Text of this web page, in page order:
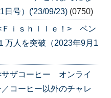
日号）('23/09/23) (0750)
ｉｓｈｌｌｅ！> ベン
万人を突破（2023年9月1
ザコーヒー オンライ
コーヒー以外のチャレ